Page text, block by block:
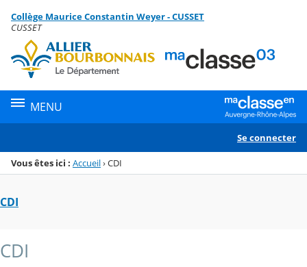
Menu de la rubrique
Contenu
Collège Maurice Constantin Weyer - CUSSET
CUSSET
MENU
Se connecter
Vous êtes ici : Accueil›CDI
CDI
CDI